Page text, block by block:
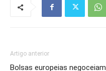
Artigo anterior
Bolsas europeias negoceiam